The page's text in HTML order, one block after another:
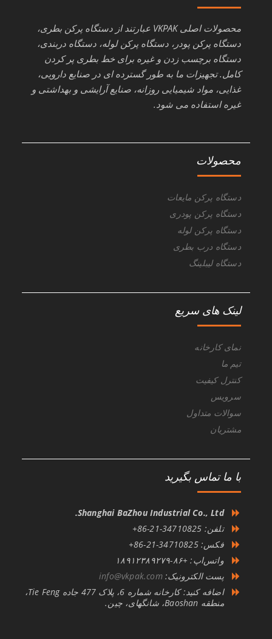
محصولات اصلی VKPAK عبارتند از دستگاه پرکن بطری،
دستگاه پرکن پودر، دستگاه پرکن لوله، دستگاه دربندی،
دستگاه برچسب زدن و غیره برای خط بطری پر کردن
کامل. تجهیزات ما به طور گسترده ای در صنایع دارویی،
غذایی، مواد شیمیایی روزانه، صنایع آرایشی و بهداشتی و
غیره استفاده می شود.
محصولات
دستگاه پرکن مایعات
دستگاه پرکن پودری
دستگاه پرکن لوله
دستگاه درب بطری
دستگاه لیبلینگ
لینک های سریع
نمای کارخانه
تیم ما
کنترل کیفیت
سرویس
سوالات متداول
مشتریان
با ما تماس بگیرید
Shanghai BaZhou Industrial Co., Ltd.
تلفن: 34710825-21-86+
فکس: 34710825-21-86+
واتس‌اپ: +۸۶-۱۸۹۱۲۳۸۹۲۷۹
پست الکترونیک:info@vkpak.com
اضافه کنید: کارخانه شماره 6، پلاک 477 جاده Tie Feng،
منطقه Baoshan، شانگهای، چین.